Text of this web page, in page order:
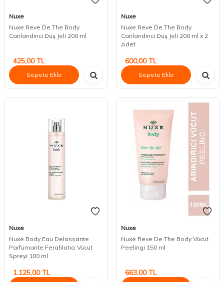
Nuxe
Nuxe Reve De The Body
Canlandırıcı Duş Jeli 200 ml
425,00TL
Sepete Ekle
Nuxe
Nuxe Reve De The Body
Canlandırıcı Duş Jeli 200 ml x 2
Adet
600,00TL
Sepete Ekle
Nuxe
Nuxe Body Eau Delassante
Parfumante Ferahlatıcı Vücut
Spreyi 100 ml
1.125,00TL
Nuxe
Nuxe Reve De The Body Vücut
Peelingi 150 ml
663,00TL